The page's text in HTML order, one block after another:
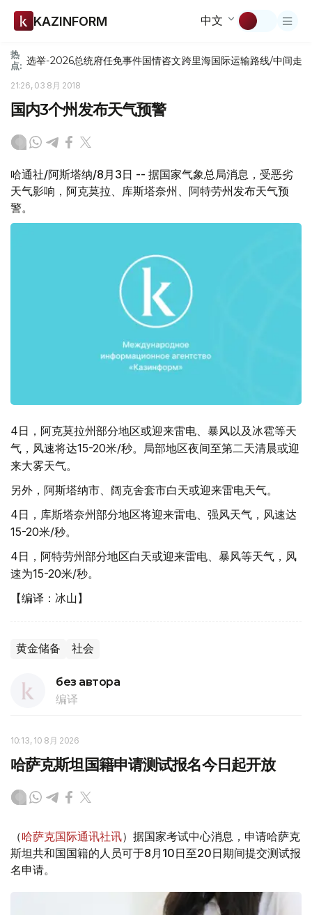
KAZINFORM 中文
热
点: 选举-2026总统府任免事件国情咨文跨里海国际运输路线/中间走廊
21:26, 03 8月 2018
国内3个州发布天气预警
哈通社/阿斯塔纳/8月3日 -- 据国家气象总局消息，受恶劣
天气影响，阿克莫拉、库斯塔奈州、阿特劳州发布天气预
警。
4日，阿克莫拉州部分地区或迎来雷电、暴风以及冰雹等天
气，风速将达15-20米/秒。局部地区夜间至第二天清晨或迎
来大雾天气。
另外，阿斯塔纳市、阔克舍套市白天或迎来雷电天气。
4日，库斯塔奈州部分地区将迎来雷电、强风天气，风速达
15-20米/秒。
4日，阿特劳州部分地区白天或迎来雷电、暴风等天气，风
速为15-20米/秒。
【编译：冰山】
黄金储备 社会
без автора
编译
10:13, 10 8月 2026
哈萨克斯坦国籍申请测试报名今日起开放
（哈萨克国际通讯社讯）据国家考试中心消息，申请哈萨克
斯坦共和国国籍的人员可于8月10日至20日期间提交测试报
名申请。